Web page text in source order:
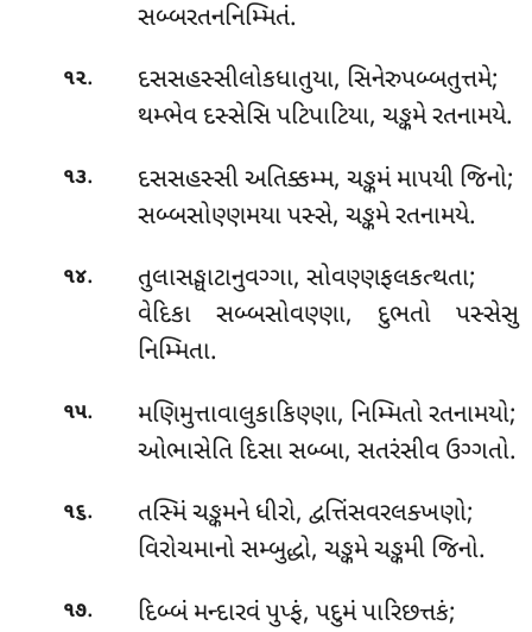
સબ્બરતનનિમ્મિતં.
૧૨.
દસસહસ્સીલોકધાતુયા, સિનેરુપબ્બતુત્તમે;
થમ્ભેવ દસ્સેસિ પટિપાટિયા, ચઙ્કમે રતનામયે.
૧૩. દસસહસ્સીઅતિક્કમ્મ, ચઙ્કમં માપયી જિનો;
સબ્બસોણ્ણમયા પસ્સે, ચઙ્કમે રતનામયે.
૧૪. તુલાસઙ્ઘાટાનુવગ્ગા, સોવણ્ણફલકત્થતા;
વેદિકા સબ્બસોવણ્ણા, દુભતો પસ્સેસુ
નિમ્મિતા.
૧૫.
મણિમુત્તાવાલુકાકિણ્ણા, નિમ્મિતો રતનામયો;
ઓભાસેતિ દિસા સબ્બા, સતરંસીવ ઉગ્ગતો.
૧૬.
તસ્મિં ચઙ્કમને ધીરો, દ્વત્તિંસવરલક્ખણો;
વિરોચમાનો સમ્બુદ્ધો, ચઙ્કમે ચઙ્કમી જિનો.
૧૭.
દિબ્બં મન્દારવં પુપ્ફં, પદુમં પારિછત્તકં;